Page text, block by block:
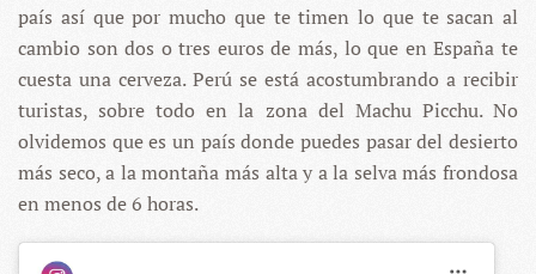
país así que por mucho que te timen lo que te sacan al
cambio son dos o tres euros de más, lo que en España te
cuesta una cerveza. Perú se está acostumbrando a recibir
turistas, sobre todo en la zona del Machu Picchu. No
olvidemos que es un país donde puedes pasar del desierto
más seco, a la montaña más alta y a la selva más frondosa
en menos de 6 horas.